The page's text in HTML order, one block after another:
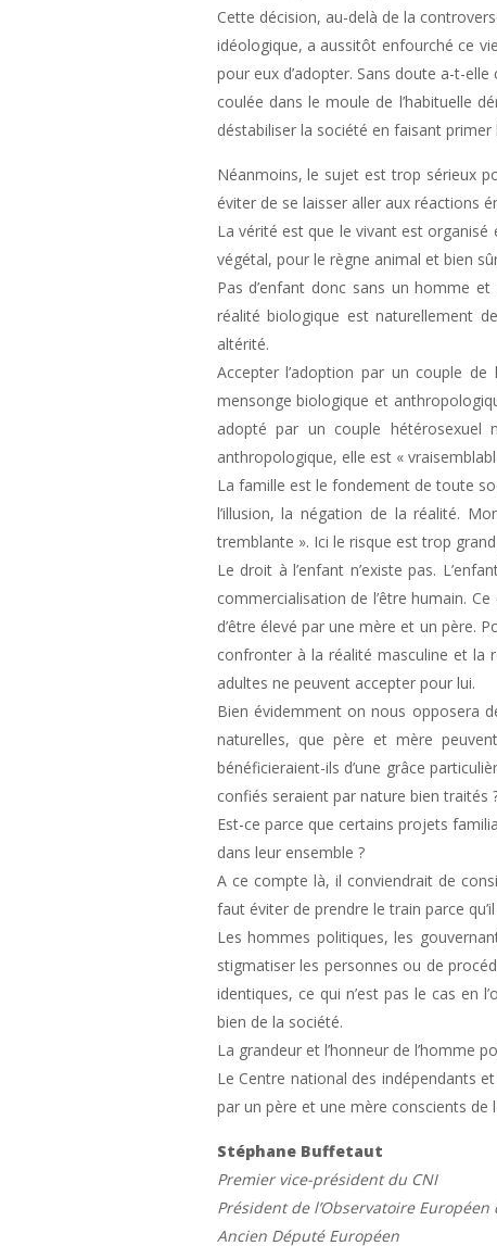
Cette décision, au-delà de la
idéologique, a aussitôt enfourché ce
pour eux d’adopter. Sans doute a-t-
coulée dans le moule de l’habituelle
déstabiliser la société en faisant
Néanmoins, le sujet est trop sérieux
éviter de se laisser aller aux réactions
La vérité est que le vivant est
végétal, pour le règne animal et bien
Pas d’enfant donc sans un homme
réalité biologique est naturellement
altérité.
Accepter l’adoption par un couple
mensonge biologique et
adopté par un couple
anthropologique, elle est «
La famille est le fondement de toute
l’illusion, la négation de la réalité.
tremblante ». Ici le risque est trop
Le droit à l’enfant n’existe pas.
commercialisation de l’être humain.
d’être élevé par une mère et un père.
confronter à la réalité masculine et la
adultes ne peuvent accepter pour lui.
Bien évidemment on nous opposera
naturelles, que père et mère
bénéficieraient-ils d’une grâce
confiés seraient par nature bien traités
Est-ce parce que certains projets
dans leur ensemble ?
A ce compte là, il conviendrait de
faut éviter de prendre le train parce
Les hommes politiques, les
stigmatiser les personnes ou de
identiques, ce qui n’est pas le cas en
bien de la société.
La grandeur et l’honneur de l’homme
Le Centre national des indépendants
par un père et une mère conscients de
Stéphane Buffetaut
Premier vice-président du CNI
Président de l’Observatoire
Ancien Député Européen